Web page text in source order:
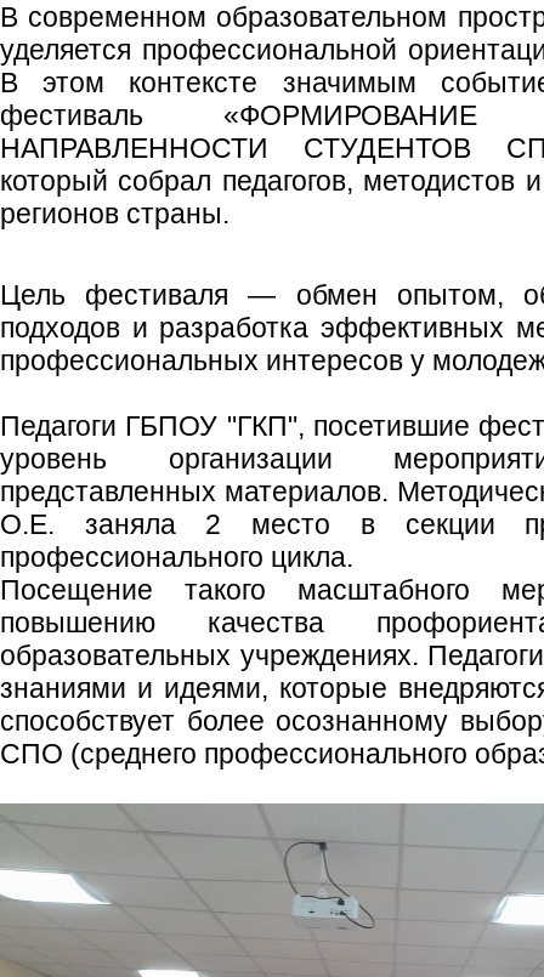
В современном образовательном
уделяется профессиональной
В этом контексте значимым
фестиваль «ФОРМИРОВАНИЕ
НАПРАВЛЕННОСТИ СТУДЕНТОВ
который собрал педагогов, методистов
регионов страны.
Цель фестиваля — обмен опытом,
подходов и разработка эффективных
профессиональных интересов у
Педагоги ГБПОУ "ГКП", посетившие
уровень организации
представленных материалов.
О.Е. заняла 2 место в секции
профессионального цикла.
Посещение такого масштабного
повышению качества
образовательных учреждениях.
знаниями и идеями, которые
способствует более осознанному
СПО (среднего профессионального